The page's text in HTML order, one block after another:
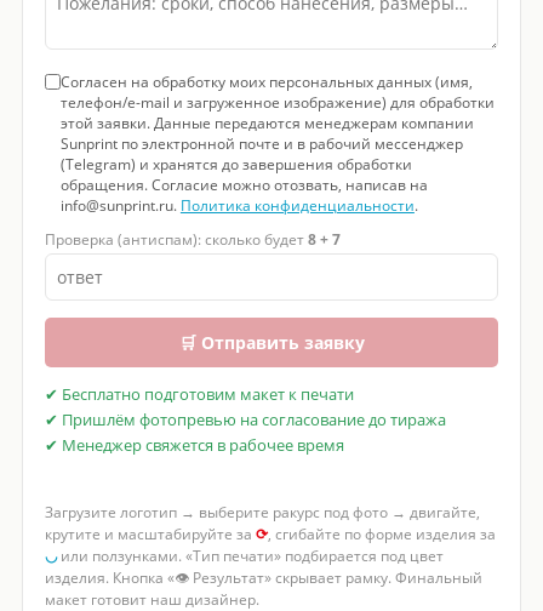
Согласен на обработку моих персональных данных (имя,
телефон/e-mail и загруженное изображение) для обработки
этой заявки. Данные передаются менеджерам компании
Sunprint по электронной почте и в рабочий мессенджер
(Telegram) и хранятся до завершения обработки
обращения. Согласие можно отозвать, написав на
info@sunprint.ru. Политика конфиденциальности.
Проверка (антиспам): сколько будет8 + 7
🛒 Отправить заявку
✔ Бесплатно подготовим макет к печати
✔ Пришлём фотопревью на согласование до тиража
✔ Менеджер свяжется в рабочее время
Загрузите логотип → выберите ракурс под фото → двигайте,
крутите и масштабируйте за ⟳, сгибайте по форме изделия за
◡или ползунками. «Тип печати» подбирается под цвет
изделия. Кнопка «👁 Результат» скрывает рамку. Финальный
макет готовит наш дизайнер.